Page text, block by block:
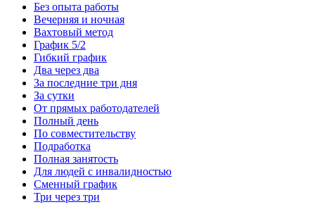
Без опыта работы
Вечерняя и ночная
Вахтовый метод
График 5/2
Гибкий график
Два через два
За последние три дня
За сутки
От прямых работодателей
Полный день
По совместительству
Подработка
Полная занятость
Для людей с инвалидностью
Сменный график
Три через три